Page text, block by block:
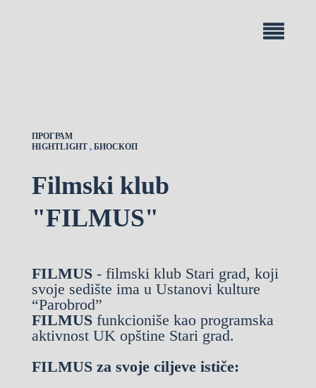
ПРОГРАМ
HIGHTLIGHT, БИОСКОП
Filmski klub
"FILMUS"
FILMUS- filmski klub Stari grad, koji
svoje sedište ima u Ustanovi kulture
“Parobrod”
FILMUSfunkcioniše kao programska
aktivnost UK opštine Stari grad.
FILMUS za svoje ciljeve ističe: